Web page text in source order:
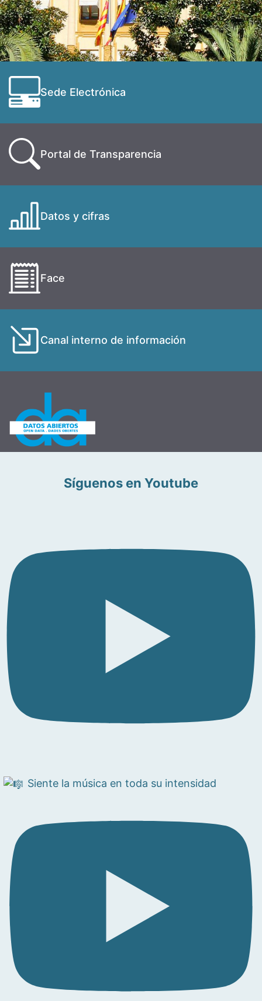
Sede Electrónica
Portal de Transparencia
Datos y cifras
Face
Canal interno de información
Síguenos en Youtube
Siente la música en toda su intensidad